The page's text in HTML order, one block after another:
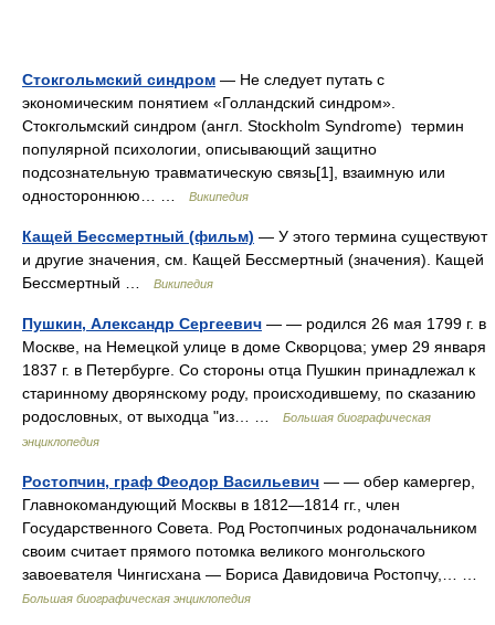
Стокгольмский синдром — Не следует путать с
экономическим понятием «Голландский синдром».
Стокгольмский синдром (англ. Stockholm Syndrome) термин
популярной психологии, описывающий защитно
подсознательную травматическую связь[1], взаимную или
одностороннюю… …
Википедия
Кащей Бессмертный (фильм) — У этого термина существуют
и другие значения, см. Кащей Бессмертный (значения). Кащей
Бессмертный …
Википедия
Пушкин, Александр Сергеевич — — родился 26 мая 1799 г. в
Москве, на Немецкой улице в доме Скворцова; умер 29 января
1837 г. в Петербурге. Со стороны отца Пушкин принадлежал к
старинному дворянскому роду, происходившему, по сказанию
родословных, от выходца "из… …
Большая биографическая
энциклопедия
Ростопчин, граф Феодор Васильевич — — обер камергер,
Главнокомандующий Москвы в 1812—1814 гг., член
Государственного Совета. Род Ростопчиных родоначальником
своим считает прямого потомка великого монгольского
завоевателя Чингисхана — Бориса Давидовича Ростопчу,… …
Большая биографическая энциклопедия